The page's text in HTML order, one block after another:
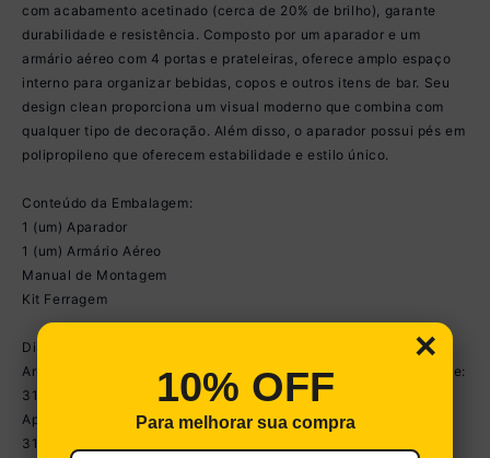
com acabamento acetinado (cerca de 20% de brilho), garante
durabilidade e resistência. Composto por um aparador e um
armário aéreo com 4 portas e prateleiras, oferece amplo espaço
interno para organizar bebidas, copos e outros itens de bar. Seu
design clean proporciona um visual moderno que combina com
qualquer tipo de decoração. Além disso, o aparador possui pés em
polipropileno que oferecem estabilidade e estilo único.
Conteúdo da Embalagem:
1 (um) Aparador
1 (um) Armário Aéreo
Manual de Montagem
Kit Ferragem
Dimensões do produto montado:
Armário Aéreo - Altura: 39,5cm | Largura: 123,5cm | Profundidade:
31,5cm
Aparador Buffet - Altura: 74cm | Largura: 123cm | Profundidade:
31,5cm
×
10% OFF
Para melhorar sua compra